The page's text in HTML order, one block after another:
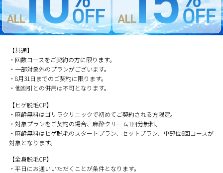
【共通】
・回数コースをご契約の方に限ります。
・一部対象外のプランがございます。
・8月31日までのご契約に限ります。
・他割引との併用は不可となります。
【ヒゲ脱毛CP】
・麻酔無料はゴリラクリニックで初めてご契約される方限定。
・対象プランをご契約の場合、麻酔クリーム1回分無料。
・麻酔無料はヒゲ脱毛のスタートプラン、セットプラン、単部位6回コースが
対象となります。
【全身脱毛CP】
・平日にお通いいただくことが条件となります。